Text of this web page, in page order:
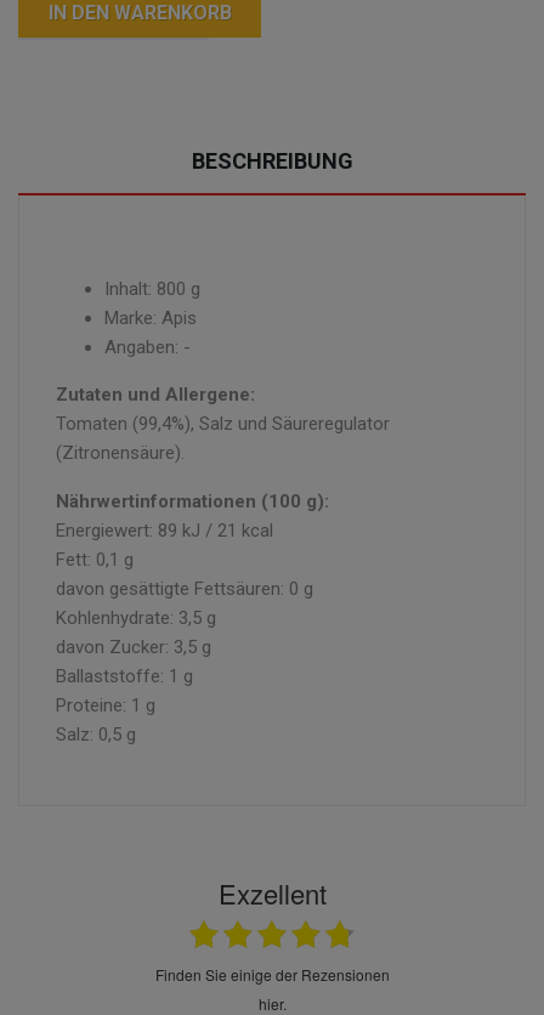
IN DEN WARENKORB
BESCHREIBUNG
Inhalt: 800 g
Marke: Apis
Angaben: -
Zutaten und Allergene:
Tomaten (99,4%), Salz und Säureregulator
(Zitronensäure).
Nährwertinformationen (100 g):
Energiewert: 89 kJ / 21 kcal
Fett: 0,1 g
davon gesättigte Fettsäuren: 0 g
Kohlenhydrate: 3,5 g
davon Zucker: 3,5 g
Ballaststoffe: 1 g
Proteine: 1 g
Salz: 0,5 g
Exzellent
finden Sie einige der Rezensionen
hier.